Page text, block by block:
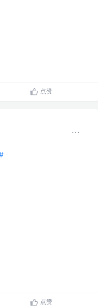
点赞
点赞